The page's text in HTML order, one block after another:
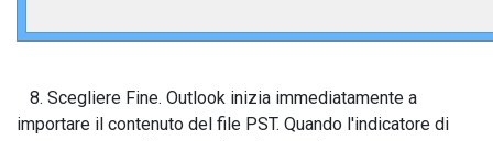
8. Scegliere Fine. Outlook inizia immediatamente a
importare il contenuto del file PST. Quando l'indicatore di